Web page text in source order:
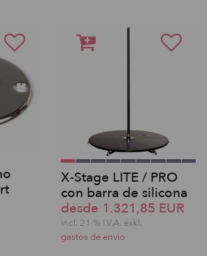
X-Stage LITE / PRO
con barra de silicona
desde 1.321,85 EUR
incl. 21 % I.V.A. exkl.
gastos de envio